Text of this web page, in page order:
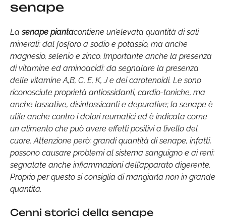
senape
Lasenape piantacontiene un’elevata quantità di sali
minerali: dal fosforo a sodio e potassio, ma anche
magnesio, selenio e zinco. Importante anche la presenza
di vitamine ed aminoacidi: da segnalare la presenza
delle vitamine A,B, C, E, K, J e dei carotenoidi. Le sono
riconosciute proprietà antiossidanti, cardio-toniche, ma
anche lassative, disintossicanti e depurative; la senape è
utile anche contro i dolori reumatici ed è indicata come
un alimento che può avere effetti positivi a livello del
cuore. Attenzione però: grandi quantità di senape, infatti,
possono causare problemi al sistema sanguigno e ai reni;
segnalate anche infiammazioni dell’apparato digerente.
Proprio per questo si consiglia di mangiarla non in grande
quantità.
Cenni storici della senape